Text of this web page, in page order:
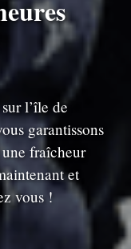
l’île de
garantissons
fraîcheur
et
vous !